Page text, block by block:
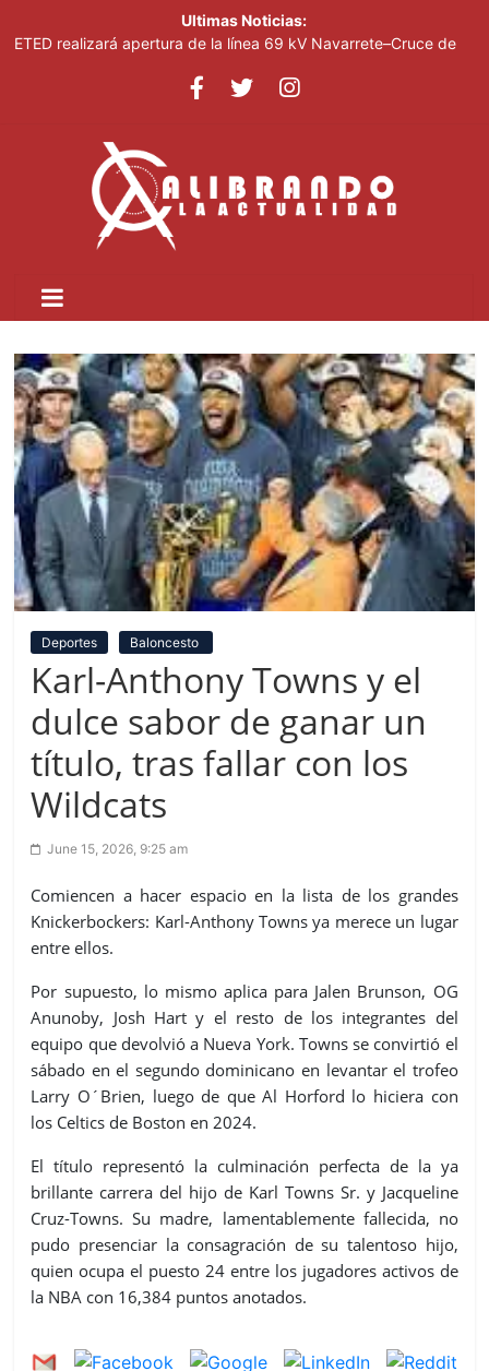
Ultimas Noticias:
ETED realizará apertura de la línea 69 kV Navarrete–Cruce de
Junior Noboa resalta apoyo del Gobierno para realización
incorporación de propuestas surgidas durante la jornada
Medio Ambiente impulsa piloto para modernizar la refrigeración
Luisa María Güell ofrecerá concierto el 14 de agosto en Hard
Rock Café Santo Domingo
Deportes Baloncesto
Karl-Anthony Towns y el
dulce sabor de ganar un
título, tras fallar con los
Wildcats
June 15, 2026, 9:25 am
Comiencen a hacer espacio en la lista de los grandes
Knickerbockers: Karl-Anthony Towns ya merece un lugar
entre ellos.
Por supuesto, lo mismo aplica para Jalen Brunson, OG
Anunoby, Josh Hart y el resto de los integrantes del
equipo que devolvió a Nueva York. Towns se convirtió el
sábado en el segundo dominicano en levantar el trofeo
Larry O´Brien, luego de que Al Horford lo hiciera con
los Celtics de Boston en 2024.
El título representó la culminación perfecta de la ya
brillante carrera del hijo de Karl Towns Sr. y Jacqueline
Cruz-Towns. Su madre, lamentablemente fallecida, no
pudo presenciar la consagración de su talentoso hijo,
quien ocupa el puesto 24 entre los jugadores activos de
la NBA con 16,384 puntos anotados.